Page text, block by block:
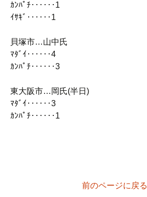
ｶﾝﾊﾟﾁ‥‥‥1
ｲｻｷﾞ‥‥‥1
貝塚市…山中氏
ﾏﾀﾞｲ‥‥‥4
ｶﾝﾊﾟﾁ‥‥‥3
東大阪市…岡氏(半日)
ﾏﾀﾞｲ‥‥‥3
ｶﾝﾊﾟﾁ‥‥‥1
前のページに戻る